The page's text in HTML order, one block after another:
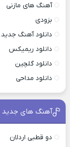
آهنگ های مازنی
بزودی
دانلود آهنگ جدید
دانلود ریمیکس
دانلود گلچین
دانلود مداحی
آهنگ های جدید
دو قطبی اردلان